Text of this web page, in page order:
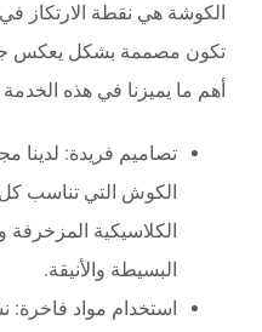
الكوشة هي نقطة الارتكاز
تكون مصممة بشكل يعكس
أهم ما يميزنا في هذه
تصاميم فريدة:
الكوش التي تناسب
الكلاسيكية
البسيطة والأنيقة.
استخدام مواد فاخرة: